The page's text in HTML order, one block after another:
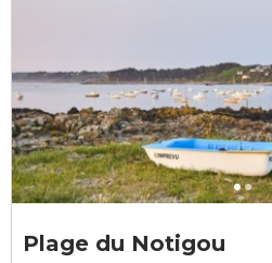
Alexandre Lamoureux
Plage du Notigou